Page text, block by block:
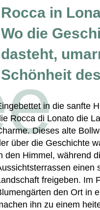
Rocca in
Wo die
dasteht,
Schönheit
in die sanfte
Rocca di Lonato die
Dieses alte
über die Geschichte
den Himmel, während
einen
freigeben. Im
den Ort in
ihn zu einem